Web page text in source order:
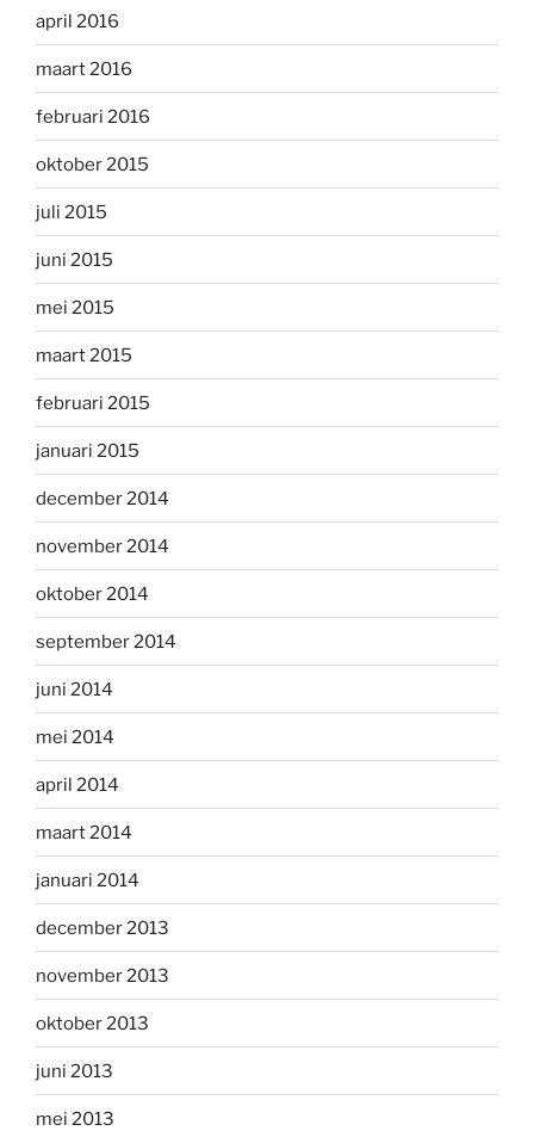
april 2016
maart 2016
februari 2016
oktober 2015
juli 2015
juni 2015
mei 2015
maart 2015
februari 2015
januari 2015
december 2014
november 2014
oktober 2014
september 2014
juni 2014
mei 2014
april 2014
maart 2014
januari 2014
december 2013
november 2013
oktober 2013
juni 2013
mei 2013